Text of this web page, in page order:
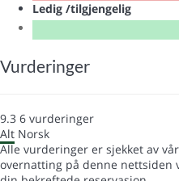
Ledig /tilgjengelig
Vurderinger
9.3 6 vurderinger
Alt Norsk
Alle vurderinger er sjekket av
overnatting på denne nettsiden